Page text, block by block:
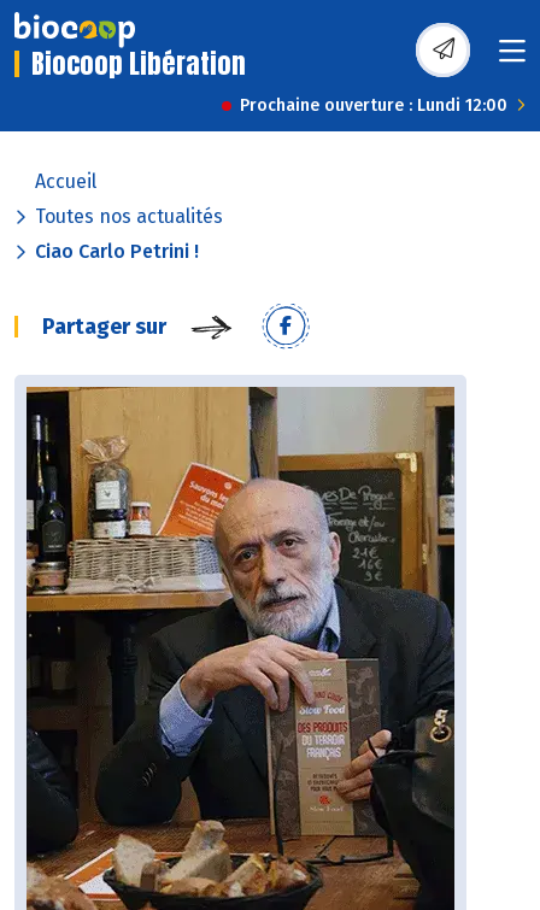
Biocoop Libération
Prochaine ouverture : Lundi 12:00
Accueil
Toutes nos actualités
Ciao Carlo Petrini !
Partager sur